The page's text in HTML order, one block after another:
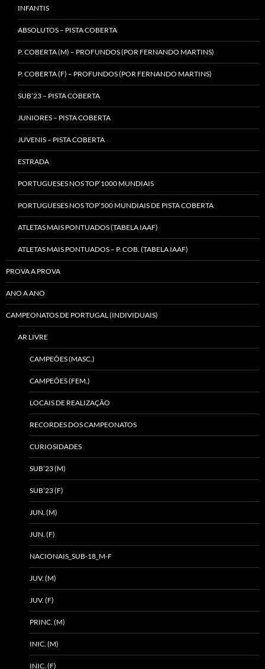
INFANTIS
ABSOLUTOS – PISTA COBERTA
P. COBERTA (M) – PROFUNDOS (POR FERNANDO MARTINS)
P. COBERTA (F) – PROFUNDOS (POR FERNANDO MARTINS)
SUB’23 – PISTA COBERTA
JUNIORES – PISTA COBERTA
JUVENIS – PISTA COBERTA
ESTRADA
PORTUGUESES NOS TOP’1000 MUNDIAIS
PORTUGUESES NOS TOP’500 MUNDIAIS DE PISTA COBERTA
ATLETAS MAIS PONTUADOS (TABELA IAAF)
ATLETAS MAIS PONTUADOS – P. COB. (TABELA IAAF)
PROVA A PROVA
ANO A ANO
CAMPEONATOS DE PORTUGAL (INDIVIDUAIS)
AR LIVRE
CAMPEÕES (MASC.)
CAMPEÕES (FEM.)
LOCAIS DE REALIZAÇÃO
RECORDES DOS CAMPEONATOS
CURIOSIDADES
SUB’23 (M)
SUB’23 (F)
JUN. (M)
JUN. (F)
NACIONAIS_SUB-18_M-F
JUV. (M)
JUV. (F)
PRINC. (M)
INIC. (M)
INIC. (F)